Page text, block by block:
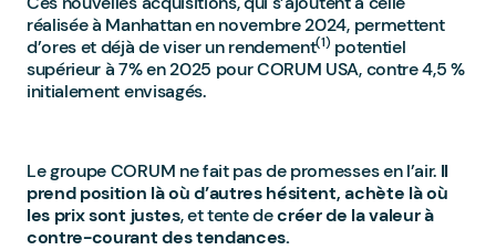
réalisée à Manhattan en novembre 2024, permettent
d’ores et déjà de viser un rendement(1) potentiel
supérieur à 7% en 2025 pour CORUM USA, contre 4,5 %
initialement envisagés.
Le groupe CORUM ne fait pas de promesses en l’air. Il
prend position là où d’autres hésitent, achète là où
les prix sont justes, et tente decréer de la valeur à
contre-courant des tendances.